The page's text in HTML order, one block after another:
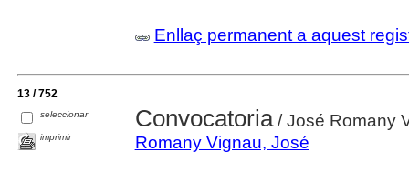
Enllaç permanent a aquest
13 / 752
seleccionar
imprimir
Convocatoria/ José Romany
Romany Vignau, José